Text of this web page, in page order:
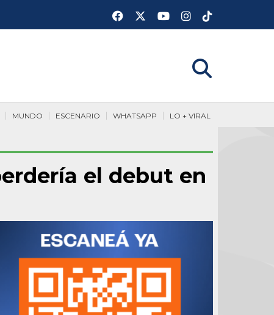
LO + VIRAL
WHATSAPP
ESCENARIO
MUNDO
el debut en